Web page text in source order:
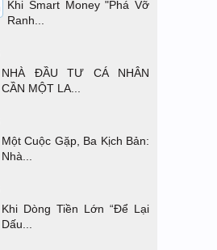
Khi Smart Money "Phá Vỡ
Ranh...
NHÀ ĐẦU TƯ CÁ NHÂN
CẦN MỘT LA...
Một Cuộc Gặp, Ba Kịch Bản:
Nhà...
Khi Dòng Tiền Lớn “Để Lại
Dấu...